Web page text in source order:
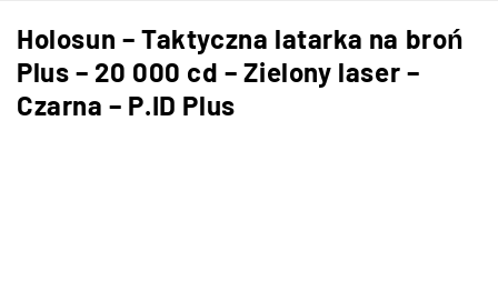
Holosun – Taktyczna latarka na broń
Plus – 20 000 cd – Zielony laser –
Czarna – P.ID Plus